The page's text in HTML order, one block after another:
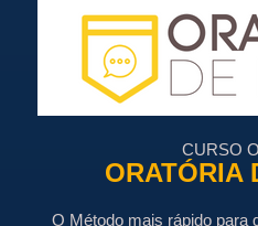
CURSO
ORATÓRIA
O Método mais rápido para